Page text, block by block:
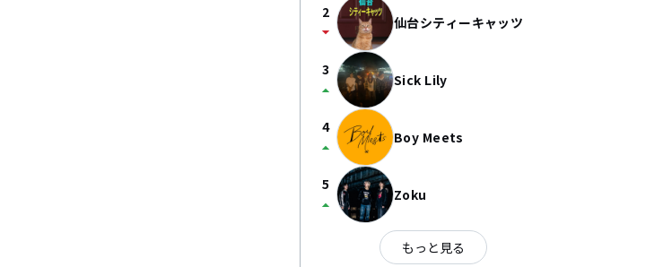
2
arrow_drop_down 仙台シティーキャッツ
3
arrow_drop_up Sick Lily
4
arrow_drop_up Boy Meets
5
arrow_drop_up Zoku
もっと見る